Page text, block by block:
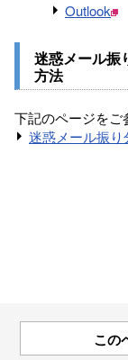
Outlook
迷惑メール振
方法
下記のページをご
迷惑メール振
この